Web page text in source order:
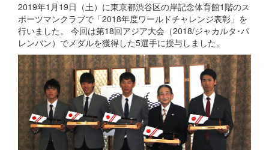
2019年1月19日（土）に東京都渋谷区の岸記念体育館1階のス
ポーツマンクラブで「2018年度ワールドチャレンジ表彰」を
行いました。 今回は第18回アジア大会（2018/ジャカルタ･パ
レンバン）でメダルを獲得した5選手に授与しました。